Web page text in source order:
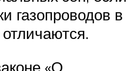
газопроводов в
«О